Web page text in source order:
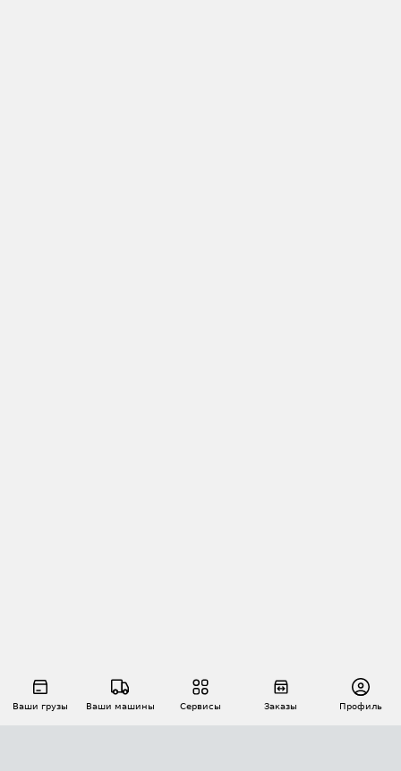
Ваши грузы Ваши машины Сервисы Заказы Профиль